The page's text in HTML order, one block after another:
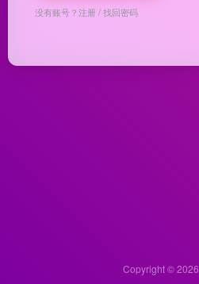
没有账号？注册/找回密码
Copyright © 2026